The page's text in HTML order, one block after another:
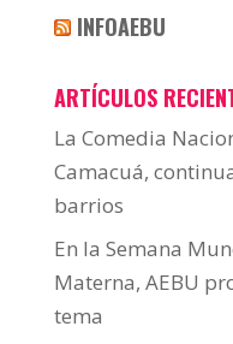
INFOAEBU
ARTÍCULOS
La Comedia
Camacuá,
barrios
En la Semana
Materna, AEBU
tema